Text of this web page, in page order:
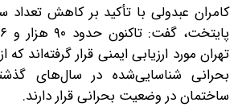
کامران عبدولی با تأکید بر کاهش تعداد
ساختمان در وضعیت بحرانی قرار دارند.